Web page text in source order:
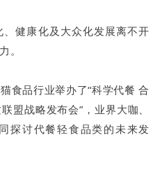
健康化及大众化发展离不开
。
食品行业举办了“科学代餐 合
战略发布会”，业界大咖、
探讨代餐轻食品类的未来发